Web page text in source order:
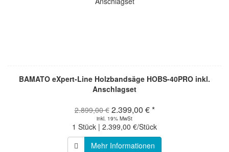
BAMATO eXpert-Line Holzbandsäge HOBS-40PRO inkl.
Anschlagset
2.899,00 € 2.399,00 € *
inkl. 19% MwSt
1 Stück | 2.399,00 €/Stück
Mehr Informationen